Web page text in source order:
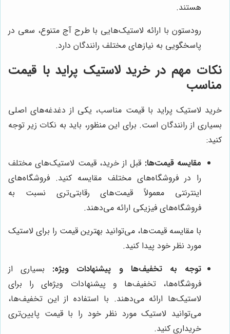
هستند.
رودستون با ارائه لاستیک‌هایی با طرح آج متنوع، سعی در
پاسخگویی به نیازهای مختلف رانندگان دارد.
نکات مهم در خرید لاستیک پراید با قیمت
مناسب
خرید لاستیک پراید با قیمت مناسب، یکی از دغدغه‌های اصلی
بسیاری از رانندگان است. برای این منظور، باید به نکات زیر توجه
کنید:
مقایسه قیمت‌ها: قبل از خرید، قیمت لاستیک‌های مختلف
را در فروشگاه‌های مختلف مقایسه کنید. فروشگاه‌های
اینترنتی معمولاً قیمت‌های رقابتی‌تری نسبت به
فروشگاه‌های فیزیکی ارائه می‌دهند.
با مقایسه قیمت‌ها، می‌توانید بهترین قیمت را برای لاستیک
مورد نظر خود پیدا کنید.
توجه به تخفیف‌ها و پیشنهادات ویژه: بسیاری از
فروشگاه‌ها، تخفیف‌ها و پیشنهادات ویژه‌ای را برای
لاستیک‌ها ارائه می‌دهند. با استفاده از این تخفیف‌ها،
می‌توانید لاستیک مورد نظر خود را با قیمت پایین‌تری
خریداری کنید.